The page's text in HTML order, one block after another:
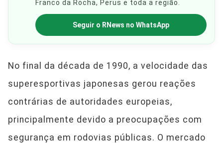
Franco da Rocha, Perus e toda a região.
Seguir o RNews no WhatsApp
No final da década de 1990, a velocidade das
superesportivas japonesas gerou reações
contrárias de autoridades europeias,
principalmente devido a preocupações com
segurança em rodovias públicas. O mercado